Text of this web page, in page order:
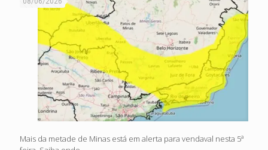
Mais da metade de Minas está em alerta para vendaval nesta 5ª